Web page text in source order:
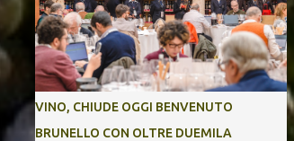
VINO, CHIUDE OGGI BENVENUTO
BRUNELLO CON OLTRE DUEMILA